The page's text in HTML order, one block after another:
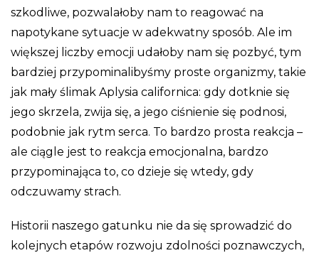
szkodliwe, pozwalałoby nam to reagować na
napotykane sytuacje w adekwatny sposób. Ale im
większej liczby emocji udałoby nam się pozbyć, tym
bardziej przypominalibyśmy proste organizmy, takie
jak mały ślimak Aplysia californica: gdy dotknie się
jego skrzela, zwija się, a jego ciśnienie się podnosi,
podobnie jak rytm serca. To bardzo prosta reakcja –
ale ciągle jest to reakcja emocjonalna, bardzo
przypominająca to, co dzieje się wtedy, gdy
odczuwamy strach.
Historii naszego gatunku nie da się sprowadzić do
kolejnych etapów rozwoju zdolności poznawczych,